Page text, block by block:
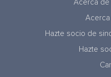
Acerca de
Hazte socio de
Hazte